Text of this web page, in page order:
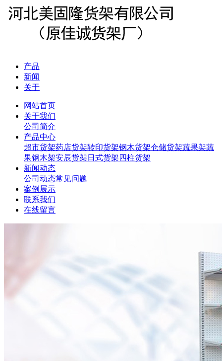
产品
新闻
关于
网站首页
关于我们
公司简介
产品中心
超市货架药店货架转印货架钢木货架仓储货架蔬果架蔬
果钢木架安辰货架 日式货架 四柱货架
新闻动态
公司动态常见问题
案例展示
联系我们
在线留言